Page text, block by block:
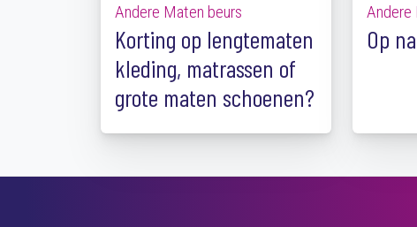
Andere Maten beurs
Korting op lengtematen
kleding, matrassen of
grote maten schoenen?
Andere
Op